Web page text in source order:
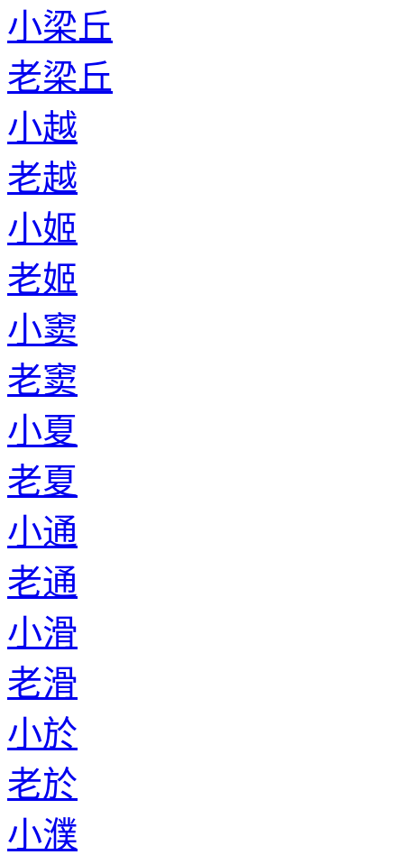
小梁丘
老梁丘
小越
老越
小姬
老姬
小窦
老窦
小夏
老夏
小通
老通
小滑
老滑
小於
老於
小濮